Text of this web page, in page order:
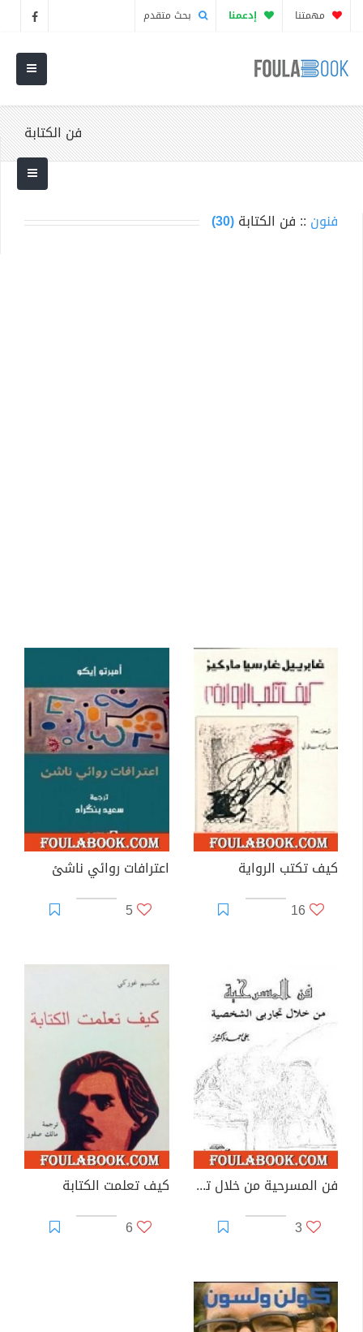
مهمتنا إدعمنا بحث متقدم
فن الكتابة
فنون :: فن الكتابة(30)
كيف تكتب الرواية
16
اعترافات روائي ناشئ
5
فن المسرحية من خلال تجاربي الشخصية
3
كيف تعلمت الكتابة
6